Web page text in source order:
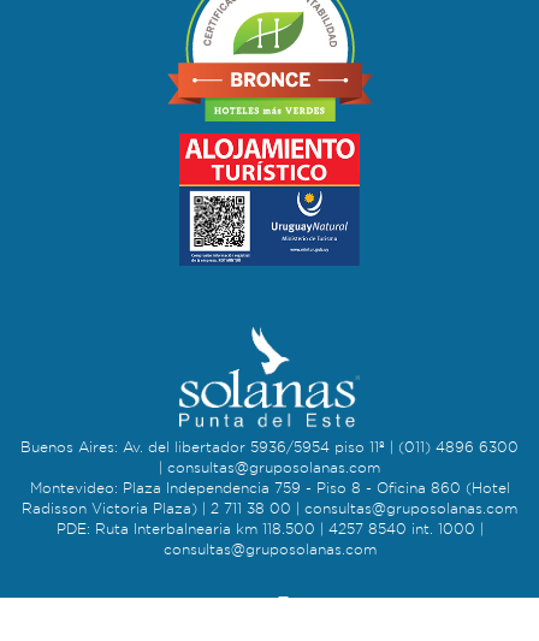
Buenos Aires: Av. del libertador 5936/5954 piso 11º | (011) 4896 6300
consultas@gruposolanas.com
Montevideo: Plaza Independencia 759 - Piso 8 - Oficina 860 (Hotel
Radisson Victoria Plaza) | 2 711 38 00 | consultas@gruposolanas.com
PDE: Ruta Interbalnearia km 118.500 | 4257 8540 int. 1000 |
consultas@gruposolanas.com